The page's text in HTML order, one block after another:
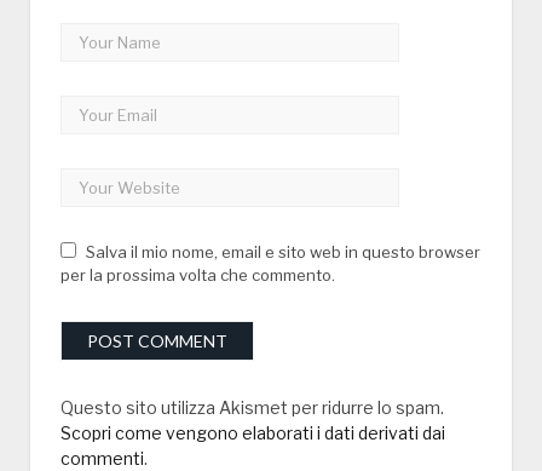
Salva il mio nome, email e sito web in questo browser
per la prossima volta che commento.
Questo sito utilizza Akismet per ridurre lo spam.
Scopri come vengono elaborati i dati derivati dai
commenti.